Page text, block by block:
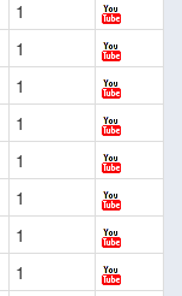
1
1
1
1
1
1
1
1